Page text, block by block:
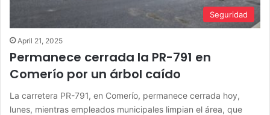
Seguridad
April 21, 2025
Permanece cerrada la PR-791 en
Comerío por un árbol caído
La carretera PR-791, en Comerío, permanece cerrada hoy,
lunes, mientras empleados municipales limpian el área, que